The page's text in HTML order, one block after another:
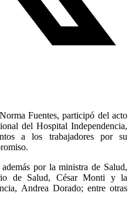
Fuentes, participó del acto
del Hospital Independencia,
a los trabajadores por su
por la ministra de Salud,
de Salud, César Monti y la
Andrea Dorado; entre otras